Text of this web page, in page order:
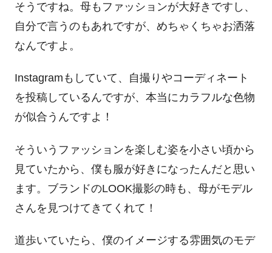
そうですね。母もファッションが大好きですし、
自分で言うのもあれですが、めちゃくちゃお洒落
なんですよ。
Instagram もしていて、自撮りやコーディネート
を投稿しているんですが、本当にカラフルな色物
が似合うんですよ！
そういうファッションを楽しむ姿を小さい頃から
見ていたから、僕も服が好きになったんだと思い
ます。ブランドのLOOK撮影の時も、母がモデル
さんを見つけてきてくれて！
道歩いていたら、僕のイメージする雰囲気のモデ